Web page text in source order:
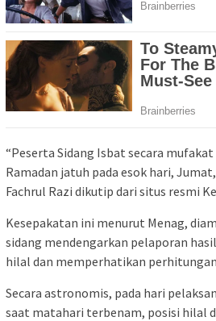
“Peserta Sidang Isbat secara
Ramadan jatuh pada esok hari,
Fachrul Razi dikutip dari situs resmi
Kesepakatan ini menurut Menag,
sidang mendengarkan pelaporan
hilal dan memperhatikan
Secara astronomis, pada hari
saat matahari terbenam, posisi hilal